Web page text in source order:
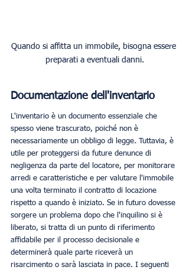
Quando si affitta un immobile, bisogna essere
preparati a eventuali danni.
Documentazione dell'inventario
L'inventario è un documento essenziale che
spesso viene trascurato, poiché non è
necessariamente un obbligo di legge. Tuttavia, è
utile per proteggersi da future denunce di
negligenza da parte del locatore, per monitorare
arredi e caratteristiche e per valutare l'immobile
una volta terminato il contratto di locazione
rispetto a quando è iniziato. Se in futuro dovesse
sorgere un problema dopo che l'inquilino si è
liberato, si tratta di un punto di riferimento
affidabile per il processo decisionale e
determinerà quale parte riceverà un
risarcimento o sarà lasciata in pace. I seguenti